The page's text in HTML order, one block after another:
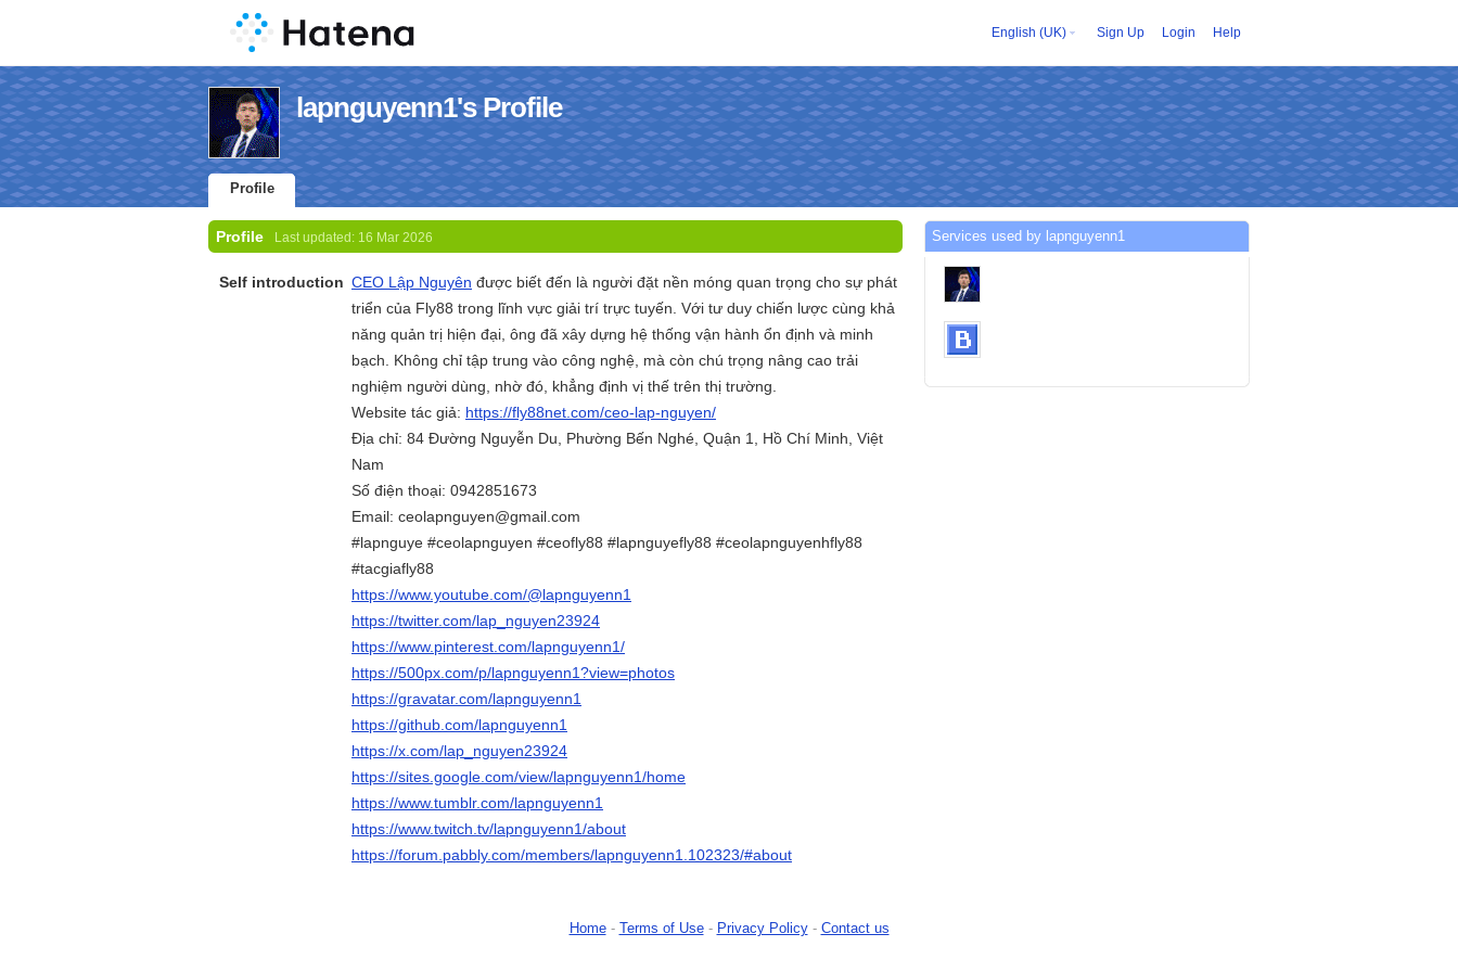
English (UK) Sign Up Login Help
lapnguyenn1's Profile
Profile
Profile Last updated: 16 Mar 2026
Self introduction CEO Lập Nguyên được biết đến là người đặt nền móng quan trọng cho sự phát
triển của Fly88 trong lĩnh vực giải trí trực tuyến. Với tư duy chiến lược cùng khả
năng quản trị hiện đại, ông đã xây dựng hệ thống vận hành ổn định và minh
bạch. Không chỉ tập trung vào công nghệ, mà còn chú trọng nâng cao trải
nghiệm người dùng, nhờ đó, khẳng định vị thế trên thị trường.
Website tác giả: https://fly88net.com/ceo-lap-nguyen/
Địa chỉ: 84 Đường Nguyễn Du, Phường Bến Nghé, Quận 1, Hồ Chí Minh, Việt
Nam
Số điện thoại: 0942851673
Email: ceolapnguyen@gmail.com
#lapnguye #ceolapnguyen #ceofly88 #lapnguyefly88 #ceolapnguyenhfly88
#tacgiafly88
https://www.youtube.com/@lapnguyenn1
https://twitter.com/lap_nguyen23924
https://www.pinterest.com/lapnguyenn1/
https://500px.com/p/lapnguyenn1?view=photos
https://gravatar.com/lapnguyenn1
https://github.com/lapnguyenn1
https://x.com/lap_nguyen23924
https://sites.google.com/view/lapnguyenn1/home
https://www.tumblr.com/lapnguyenn1
https://www.twitch.tv/lapnguyenn1/about
https://forum.pabbly.com/members/lapnguyenn1.102323/#about
Services used by lapnguyenn1
Home- Terms of Use- Privacy Policy- Contact us